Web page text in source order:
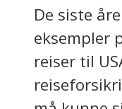
De siste
eksempler
reiser til